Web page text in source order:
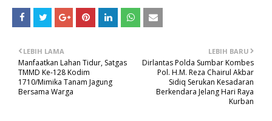
LEBIH BARU
Dirlantas Polda Sumbar Kombes
Pol. H.M. Reza Chairul Akbar
Sidiq Serukan Kesadaran
Berkendara Jelang Hari Raya
Kurban
LEBIH LAMA
Manfaatkan Lahan Tidur, Satgas
TMMD Ke-128 Kodim
1710/Mimika Tanam Jagung
Bersama Warga